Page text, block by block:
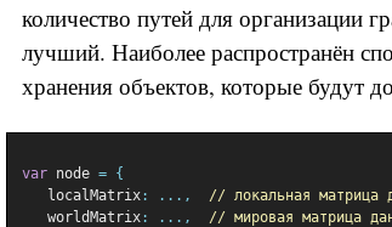
количество путей для организации
лучший. Наиболее распространён
хранения объектов, которые будут
var node = {
   localMatrix
: ...,
// локальная матрица
   worldMatrix
: ...,
// мировая матрица